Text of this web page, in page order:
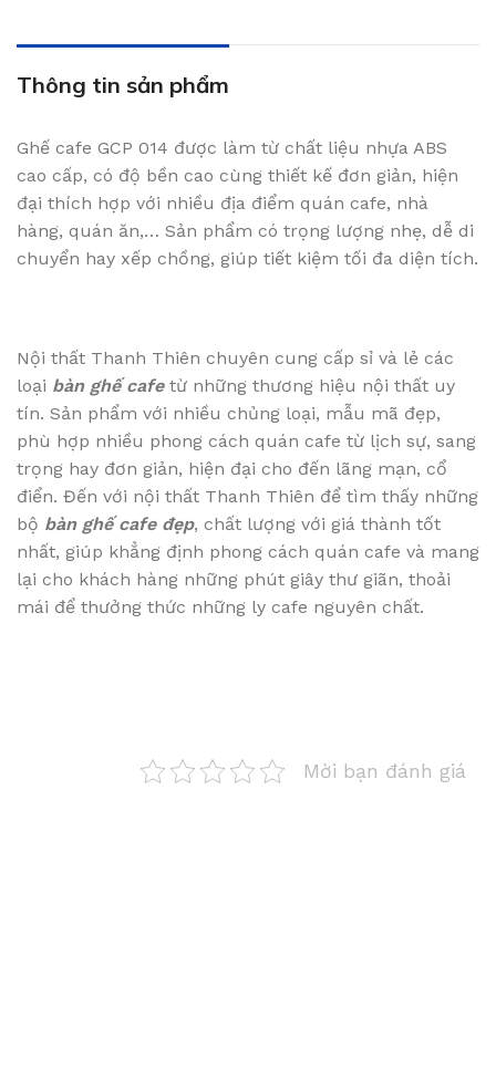
Thông tin sản phẩm
Ghế cafe GCP 014 được làm từ chất liệu nhựa ABS
cao cấp, có độ bền cao cùng thiết kế đơn giản, hiện
đại thích hợp với nhiều địa điểm quán cafe, nhà
hàng, quán ăn,… Sản phẩm có trọng lượng nhẹ, dễ di
chuyển hay xếp chồng, giúp tiết kiệm tối đa diện tích.
Nội thất Thanh Thiên chuyên cung cấp sỉ và lẻ các
loại bàn ghế cafetừ những thương hiệu nội thất uy
tín. Sản phẩm với nhiều chủng loại, mẫu mã đẹp,
phù hợp nhiều phong cách quán cafe từ lịch sự, sang
trọng hay đơn giản, hiện đại cho đến lãng mạn, cổ
điển. Đến với nội thất Thanh Thiên để tìm thấy những
bộ bàn ghế cafe đẹp, chất lượng với giá thành tốt
nhất, giúp khẳng định phong cách quán cafe và mang
lại cho khách hàng những phút giây thư giãn, thoải
mái để thưởng thức những ly cafe nguyên chất.
Mời bạn đánh giá